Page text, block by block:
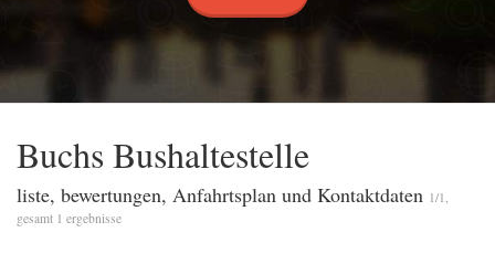
Buchs Bushaltestelle
liste, bewertungen, Anfahrtsplan und Kontaktdaten 1/1,
gesamt 1 ergebnisse